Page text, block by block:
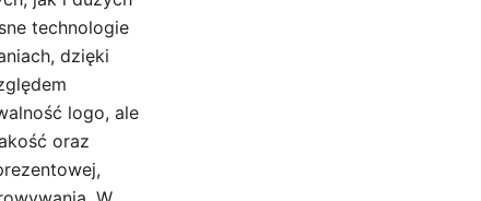
technologie
dzięki
logo, ale
oraz